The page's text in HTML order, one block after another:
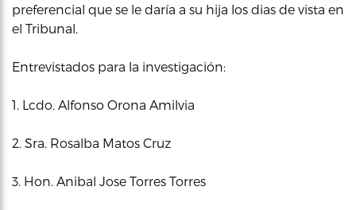
preferencial que se le daría a su hija los dias de vista en
el Tribunal.
Entrevistados para la investigación:
1. Lcdo. Alfonso Orona Amilvia
2. Sra. Rosalba Matos Cruz
3. Hon. Anibal Jose Torres Torres